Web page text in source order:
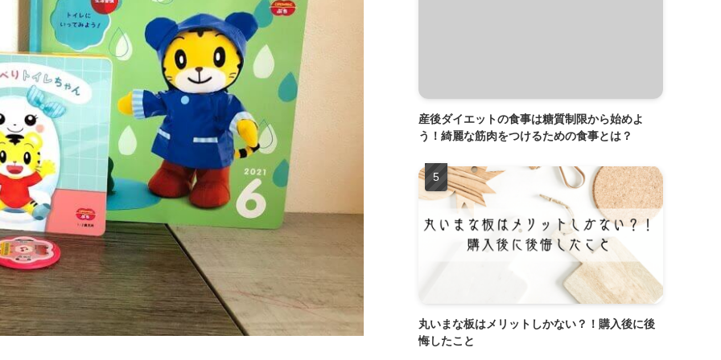
産後ダイエットの食事は糖質制限から始めよ
う！綺麗な筋肉をつけるための食事とは？
丸いまな板はメリットしかない？！購入後に後
悔したこと